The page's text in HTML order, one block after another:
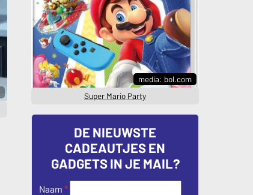
media: bol.com
Super Mario Party
DE NIEUWSTE
CADEAUTJES EN
GADGETS IN JE MAIL?
Naam *